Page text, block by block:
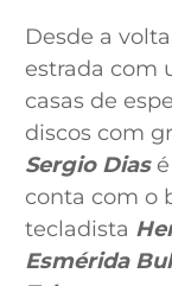
Desde a
estrada com
casas de
discos com
Sergio Diasé
conta com o
tecladista
Esmérida